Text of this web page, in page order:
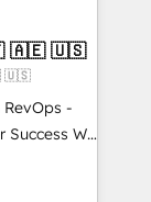
apps &
Connect with us today!
🇲🇽 🇵🇹 🇦🇪 🇺🇸
🇺🇸
-
We
sales,